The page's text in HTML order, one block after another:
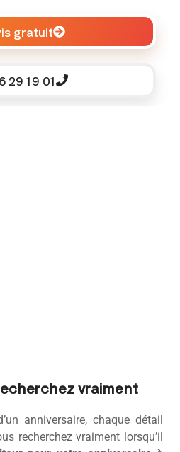
gratuit
29 19 01
vraiment
anniversaire, chaque détail
recherchez vraiment lorsqu’il